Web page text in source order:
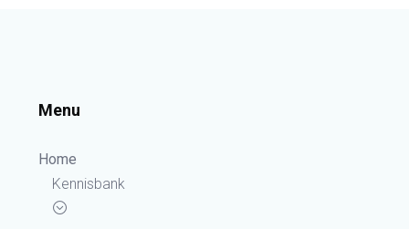
Menu
Home
Kennisbank